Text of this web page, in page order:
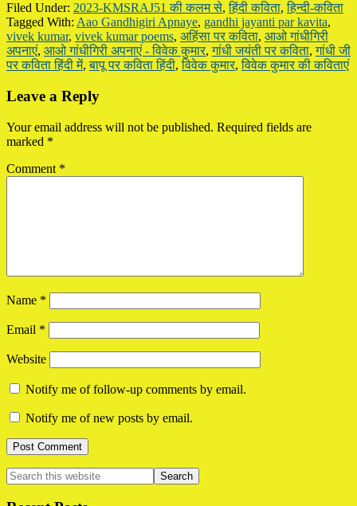
Filed Under: 2023-KMSRAJ51 की कलम से,हिंदी कविता,हिन्दी-कविता
Tagged With: Aao Gandhigiri Apnaye, gandhi jayanti par kavita,
vivek kumar, vivek kumar poems, अहिंसा पर कविता, आओ गांधीगिरी
अपनाएं, आओ गांधीगिरी अपनाएं - विवेक कुमार,गांधी जयंती पर कविता,गांधी जी
पर कविता हिंदी में,बापू पर कविता हिंदी,विवेक कुमार,विवेक कुमार की कविताएं
Reader
Leave a Reply
Your email address will not be published. Required fields are
marked *
Comment *
Name *
Email *
Website
Notify me of follow-up comments by email.
Notify me of new posts by email.
Primary
Sidebar
Search
this
website